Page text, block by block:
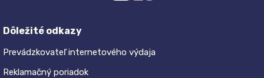
Dôležité odkazy
Prevádzkovateľ internetového výdaja
Reklamačný poriadok